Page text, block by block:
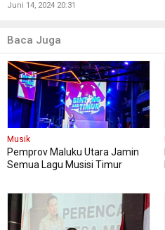
Juni 14, 2024 20:31
Baca Juga
Musik
Pemprov Maluku Utara Jamin
Semua Lagu Musisi Timur